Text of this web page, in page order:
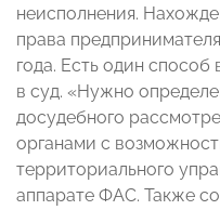
неисполнения.
права
года. Есть один
в суд. «Нужно
досудебного
органами с
территориального
аппарате ФАС. Также